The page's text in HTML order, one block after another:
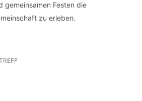
gemeinsamen Festen die
zu erleben.